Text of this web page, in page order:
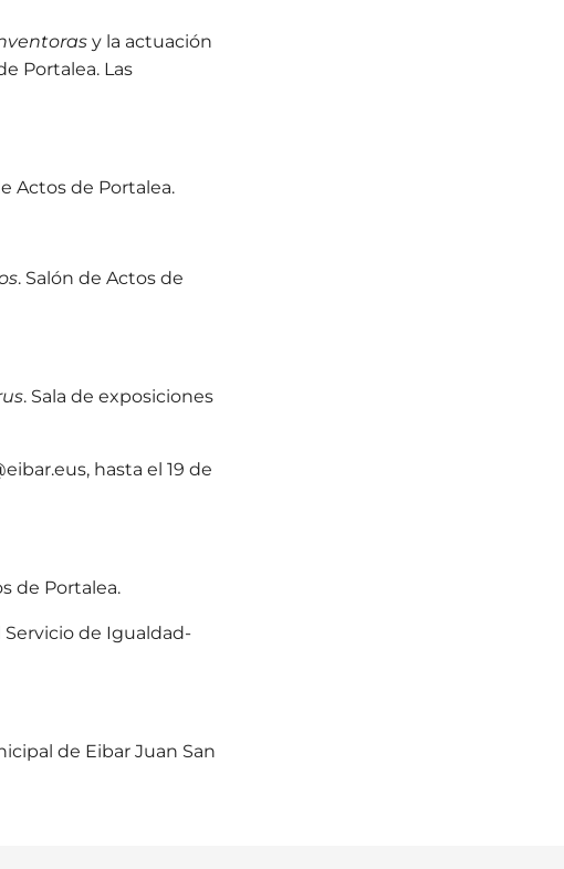
y la actuación
Portalea. Las
Actos de Portalea.
. Salón de Actos de
. Sala de exposiciones
hasta el 19 de
de Portalea.
Servicio de Igualdad-
de Eibar Juan San